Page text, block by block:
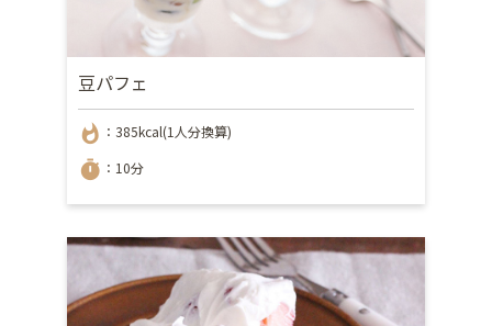
豆パフェ
whatshot ：385kcal(1人分換算)
timer ：10分